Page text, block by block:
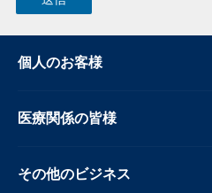
個人のお客様
医療関係の皆様
その他のビジネス